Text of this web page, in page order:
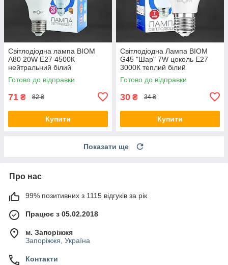
Світлодіодна лампа BIOM
A80 20W E27 4500К
нейтральний білий
Готово до відправки
71 ₴ 82 ₴
Купити
Світлодіодна Лампа BIOM
G45 "Шар" 7W цоколь Е27
3000К теплий білий
Готово до відправки
30 ₴ 34 ₴
Купити
Показати ще
Про нас
99% позитивних з 1115 відгуків за рік
Працює з 05.02.2018
м. Запоріжжя
Запоріжжя, Україна
Контакти